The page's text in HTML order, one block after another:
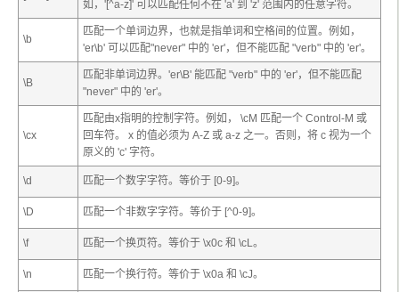
如，'[^a-z]' 可以匹配任何不在 'a' 到 'z' 范围内的任意字符。
\b
匹配一个单词边界，也就是指单词和空格间的位置。例如，
'er\b' 可以匹配"never" 中的 'er'，但不能匹配 "verb" 中的 'er'。
\B
匹配非单词边界。'er\B' 能匹配 "verb" 中的 'er'，但不能匹配
"never" 中的 'er'。
\cx
匹配由x指明的控制字符。例如， \cM 匹配一个 Control-M 或
回车符。 x 的值必须为 A-Z 或 a-z 之一。否则，将 c 视为一个
原义的 'c' 字符。
\d 匹配一个数字字符。等价于 [0-9]。
\D 匹配一个非数字字符。等价于 [^0-9]。
\f 匹配一个换页符。等价于 \x0c 和 \cL。
\n 匹配一个换行符。等价于 \x0a 和 \cJ。